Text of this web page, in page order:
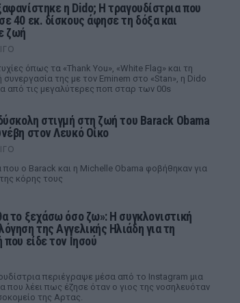
η Dido; Η τραγουδίστρια που
40 εκ. δίσκους άφησε τη δόξα και
ζωή
όπως τα «Thank You», «White Flag» και τη
συνεργασία της με τον Eminem στο «Stan», η Dido
από τις μεγαλύτερες ποπ σταρ των 00s
στιγμή στη ζωή του Barack Obama
στον Λευκό Οίκο
που ο Barack και η Michelle Obama φοβήθηκαν για
κόρης τους
το ξεχάσω όσο ζω»: Η συγκλονιστική
της Αγγελικής Ηλιάδη για τη
που είδε τον Ιησού
περιέγραψε μέσα από το Instagram μια
που λέει πως έζησε όταν ο γιος της νοσηλευόταν
της Αρτας.